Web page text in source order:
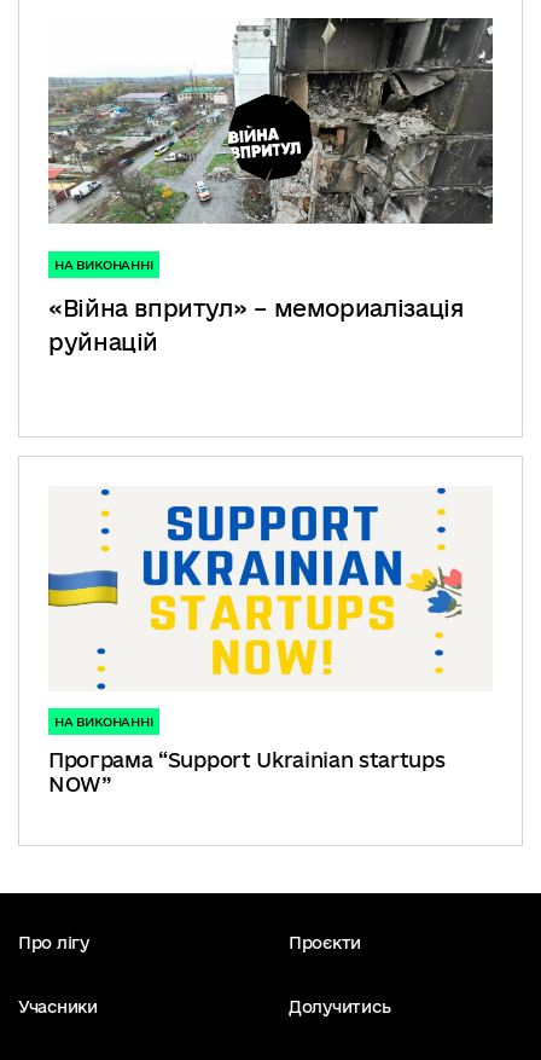
НА ВИКОНАННІ
«Війна впритул» – мемориалізація
руйнацій
НА ВИКОНАННІ
Програма “Support Ukrainian startups
NOW”
Про лігу Проєкти
Учасники Долучитись